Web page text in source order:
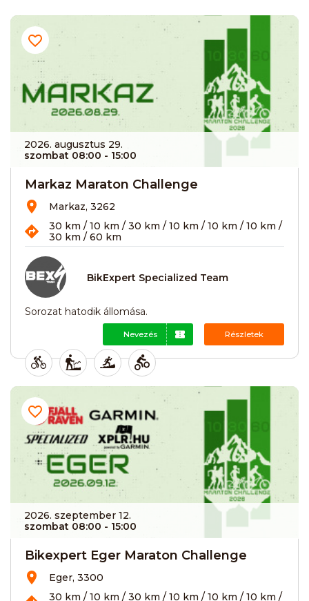
2026. augusztus 29.
szombat 08:00 - 15:00
Markaz Maraton Challenge
Markaz, 3262
30 km / 10 km / 30 km / 10 km / 10 km / 10 km /
30 km / 60 km
BikExpert Specialized Team
Sorozat hatodik állomása.
Nevezés Részletek
2026. szeptember 12.
szombat 08:00 - 15:00
Bikexpert Eger Maraton Challenge
Eger, 3300
30 km / 10 km / 30 km / 10 km / 10 km / 10 km /